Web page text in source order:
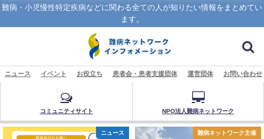
難病・小児慢性特定疾病などに関わる全ての人が知りたい情報をまとめてい
ます。
ニュース イベント お役立ち 患者会・患者支援団体 運営団体 お問い合わせ
コミュニティサイト NPO法人難病ネットワーク
ニュース 難病ネットワーク主催